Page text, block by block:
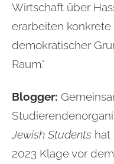
Wirtschaft über
erarbeiten
demokratischer
Raum."
Blogger:
Jewish Students hat
2023 Klage vor